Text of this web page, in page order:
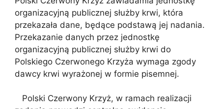
organizacyjną publicznej służby krwi, która
przekazała dane, będące podstawą jej nadania.
Przekazanie danych przez jednostkę
organizacyjną publicznej służby krwi do
Polskiego Czerwonego Krzyża wymaga zgody
dawcy krwi wyrażonej w formie pisemnej.
Polski Czerwony Krzyż, w ramach realizacji